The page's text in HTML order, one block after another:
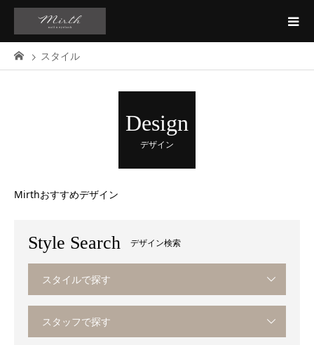
スタイル
Design
デザイン
Mirthおすすめデザイン
Style Search デザイン検索
スタイルで探す
スタッフで探す